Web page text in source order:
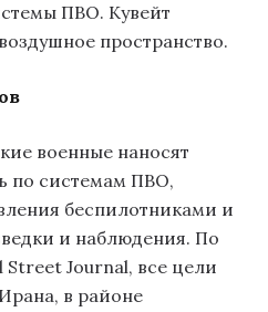
ПВО. Кувейт
пространство.
военные наносят
по системам ПВО,
беспилотниками и
и наблюдения. По
Journal, все цели
в районе